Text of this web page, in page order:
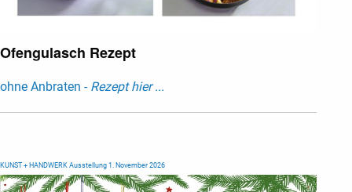
Ofengulasch Rezept
ohne Anbraten - Rezept hier ...
KUNST + HANDWERK Ausstellung 1. November 2026